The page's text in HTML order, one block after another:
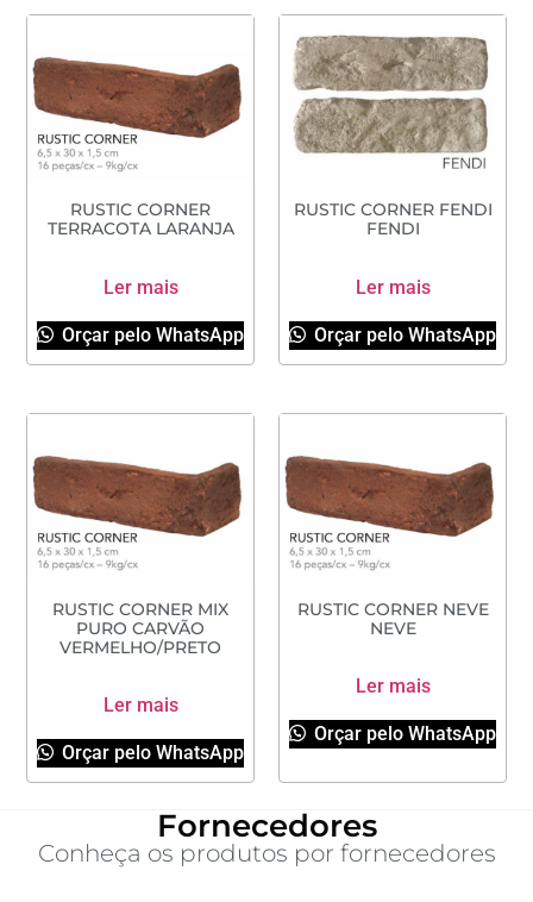
RUSTIC CORNER
TERRACOTA LARANJA
Ler mais
Orçar pelo WhatsApp
RUSTIC CORNER FENDI
FENDI
Ler mais
Orçar pelo WhatsApp
RUSTIC CORNER MIX
PURO CARVÃO
VERMELHO/PRETO
Ler mais
Orçar pelo WhatsApp
RUSTIC CORNER NEVE
NEVE
Ler mais
Orçar pelo WhatsApp
Fornecedores
Conheça os produtos por fornecedores